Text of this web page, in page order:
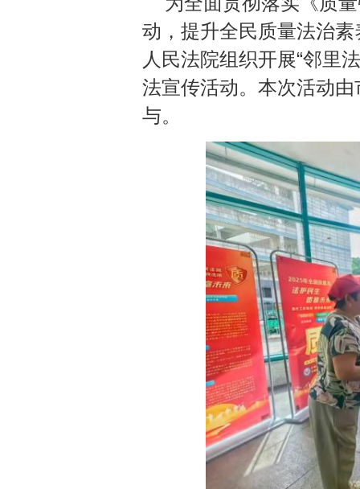
动，提升全民质量法治
人民法院组织开展“邻里
法宣传活动。本次活动
与。